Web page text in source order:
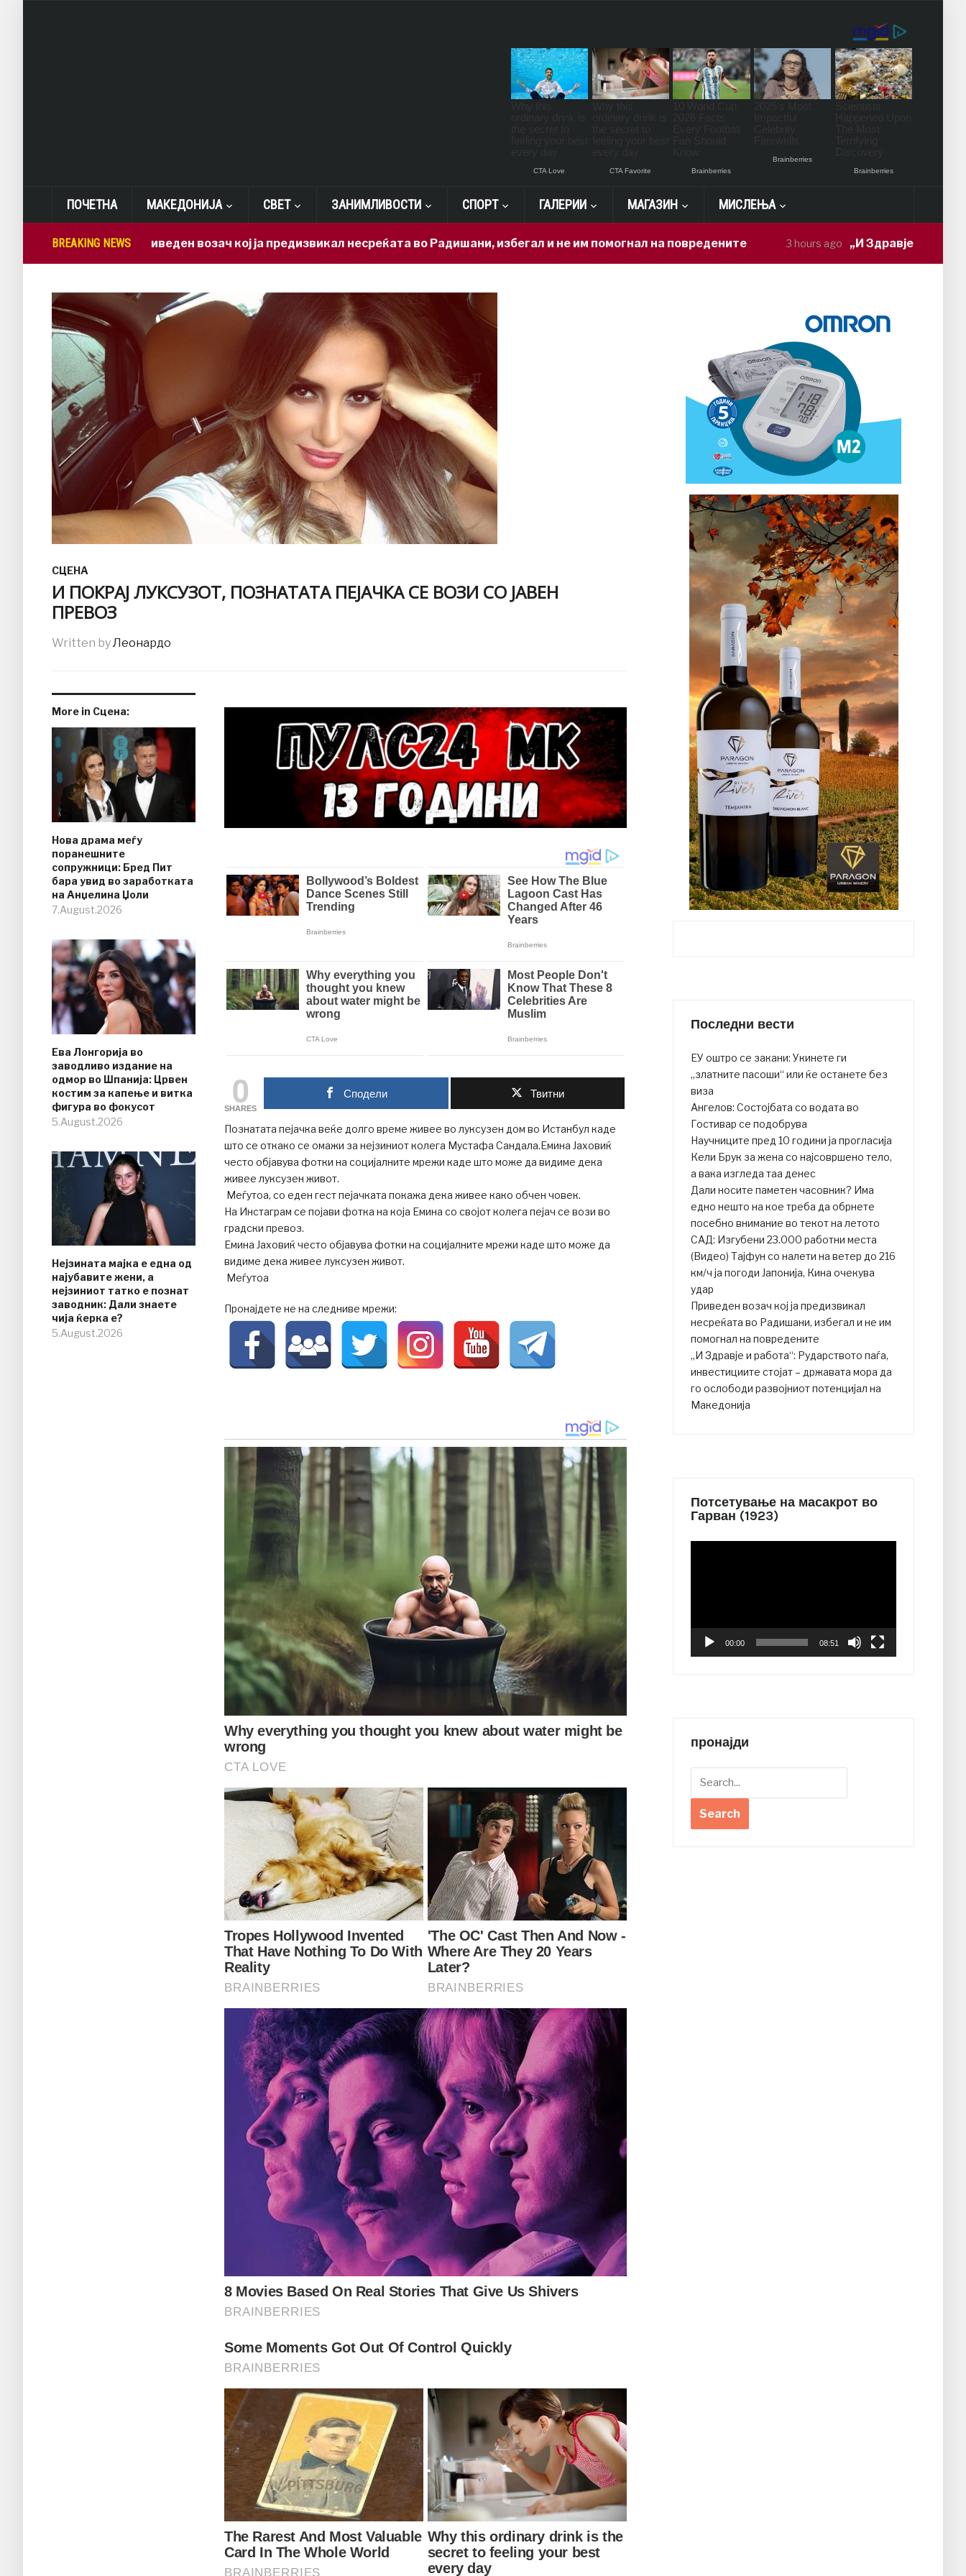
ПОЧЕТНА МАКЕДОНИЈА СВЕТ ЗАНИМЛИВОСТИ СПОРТ ГАЛЕРИИ МАГАЗИН МИСЛЕЊА
BREAKING NEWS
Приведен возач кој ја предизвикал несреќата во Радишани, избегал и не им помогнал на повредените 3 hours ago „И Здравје и работа“:
СЦЕНА
И ПОКРАЈ ЛУКСУЗОТ, ПОЗНАТАТА ПЕЈАЧКА СЕ ВОЗИ СО ЈАВЕН
ПРЕВОЗ
Written byЛеонардо
More in Сцена:
Нова драма меѓу
поранешните
сопружници: Бред Пит
бара увид во заработката
на Анџелина Џоли
7.August.2026
Ева Лонгорија во
заводливо издание на
одмор во Шпанија: Црвен
костим за капење и витка
фигура во фокусот
5.August.2026
Нејзината мајка е една од
најубавите жени, а
нејзиниот татко е познат
заводник: Дали знаете
чија ќерка е?
5.August.2026
0
SHARES
Сподели Твитни
Познатата пејачка веќе долго време живее во луксузен дом во Истанбул каде
што се откако се омажи за нејзиниот колега Мустафа Сандала.Емина Јаховиќ
често објавува фотки на социјалните мрежи каде што може да видиме дека
живее луксузен живот.
Меѓутоа, со еден гест пејачката покажа дека живее како обчен човек.
На Инстаграм се појави фотка на која Емина со својот колега пејач се вози во
градски превоз.
Емина Јаховиќ често објавува фотки на социјалните мрежи каде што може да
видиме дека живее луксузен живот.
Меѓутоа
Пронајдете не на следниве мрежи:
Последни вести
ЕУ оштро се закани: Укинете ги
„златните пасоши“ или ќе останете без
виза
Ангелов: Состојбата со водата во
Гостивар се подобрува
Научниците пред 10 години ја прогласија
Кели Брук за жена со најсовршено тело,
а вака изгледа таа денес
Дали носите паметен часовник? Има
едно нешто на кое треба да обрнете
посебно внимание во текот на летото
САД: Изгубени 23.000 работни места
(Видео) Тајфун со налети на ветер до 216
км/ч ја погоди Јапонија, Кина очекува
удар
Приведен возач кој ја предизвикал
несреќата во Радишани, избегал и не им
помогнал на повредените
„И Здравје и работа“: Рударството паѓа,
инвестициите стојат – државата мора да
го ослободи развојниот потенцијал на
Македонија
Потсетување на масакрот во
Гарван (1923)
00:00 08:51
пронајди